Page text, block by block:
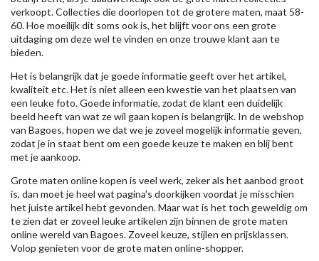
verkoopt. Collecties die doorlopen tot de grotere maten, maat 58-
60. Hoe moeilijk dit soms ook is, het blijft voor ons een grote
uitdaging om deze wel te vinden en onze trouwe klant aan te
bieden.
Het is belangrijk dat je goede informatie geeft over het artikel,
kwaliteit etc. Het is niet alleen een kwestie van het plaatsen van
een leuke foto. Goede informatie, zodat de klant een duidelijk
beeld heeft van wat ze wil gaan kopen is belangrijk. In de webshop
van Bagoes, hopen we dat we je zoveel mogelijk informatie geven,
zodat je in staat bent om een goede keuze te maken en blij bent
met je aankoop.
Grote maten online kopen is veel werk, zeker als het aanbod groot
is, dan moet je heel wat pagina's doorkijken voordat je misschien
het juiste artikel hebt gevonden. Maar wat is het toch geweldig om
te zien dat er zoveel leuke artikelen zijn binnen de grote maten
online wereld van Bagoes. Zoveel keuze, stijlen en prijsklassen.
Volop genieten voor de grote maten online-shopper.